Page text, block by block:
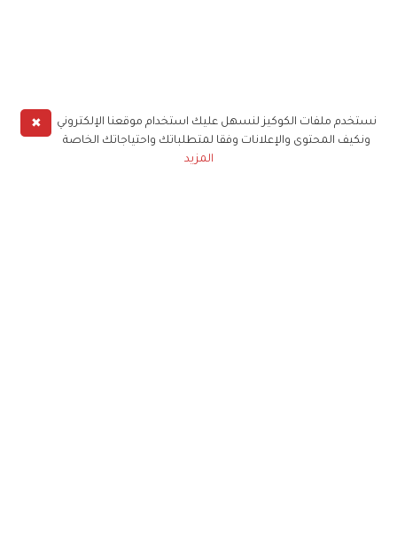
✖
نستخدم ملفات الكوكيز لنسهل عليك استخدام موقعنا الإلكتروني
ونكيف المحتوى والإعلانات وفقا لمتطلباتك واحتياجاتك الخاصة
المزيد